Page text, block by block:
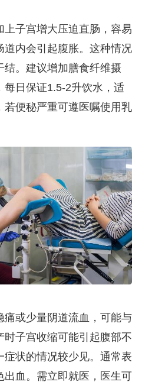
子宫增大压迫直肠，容易
内会引起腹胀。这种情况
。建议增加膳食纤维摄
每日保证1.5-2升饮水，适
若便秘严重可遵医嘱使用乳
痛或少量阴道流血，可能与
时子宫收缩可能引起腹部不
状的情况较少见。通常表
血。需立即就医，医生可